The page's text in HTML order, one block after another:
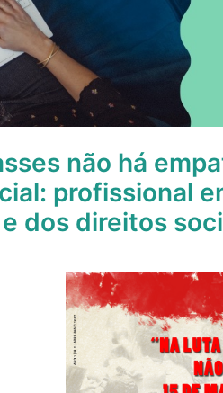
não há
profissional
dos direitos